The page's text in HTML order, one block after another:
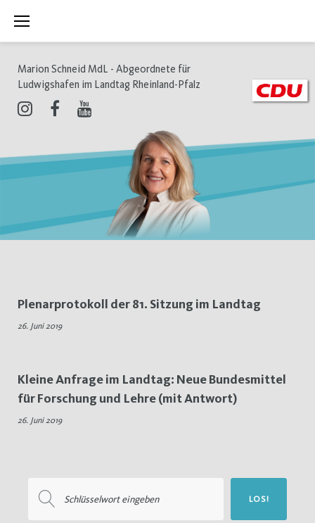
Inhalt
Marion Schneid MdL - Abgeordnete für
Ludwigshafen im Landtag Rheinland-Pfalz
Tag:
26.
Juni
2019
Plenarprotokoll der 81. Sitzung im Landtag
26. Juni 2019
Kleine Anfrage im Landtag: Neue Bundesmittel
für Forschung und Lehre (mit Antwort)
26. Juni 2019
nach:
LOS!